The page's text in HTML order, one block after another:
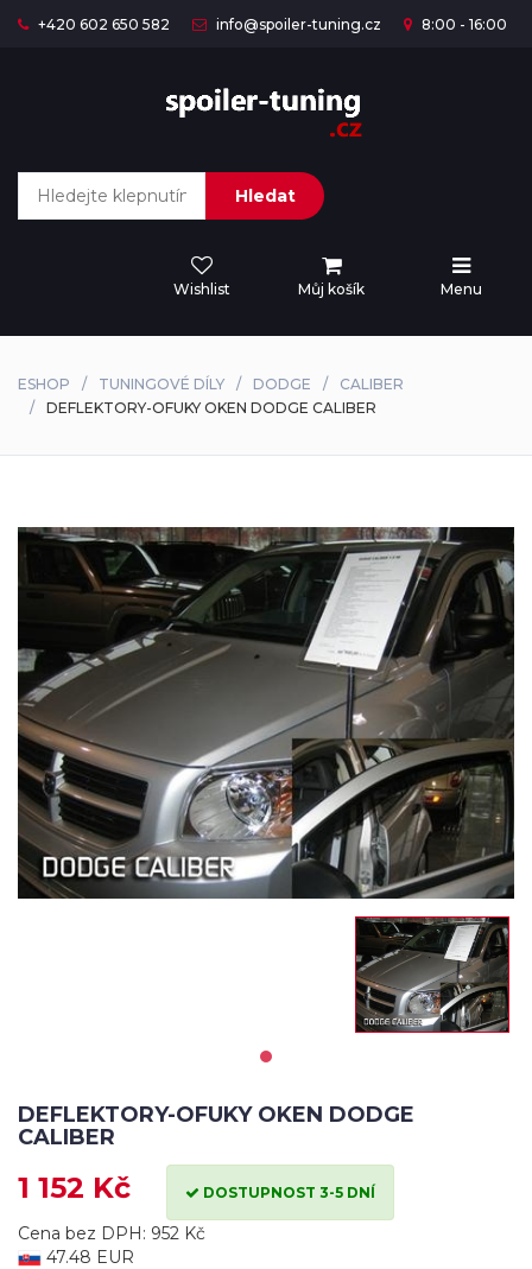
+420 602 650 582 info@spoiler-tuning.cz 8:00 - 16:00
Hledat
Wishlist Můj košík Menu
ESHOP TUNINGOVÉ DÍLY DODGE
CALIBER
DEFLEKTORY-OFUKY OKEN DODGE CALIBER
DEFLEKTORY-OFUKY OKEN DODGE
CALIBER
1 152 Kč DOSTUPNOST 3-5 DNÍ
Cena bez DPH: 952 Kč
47.48 EUR